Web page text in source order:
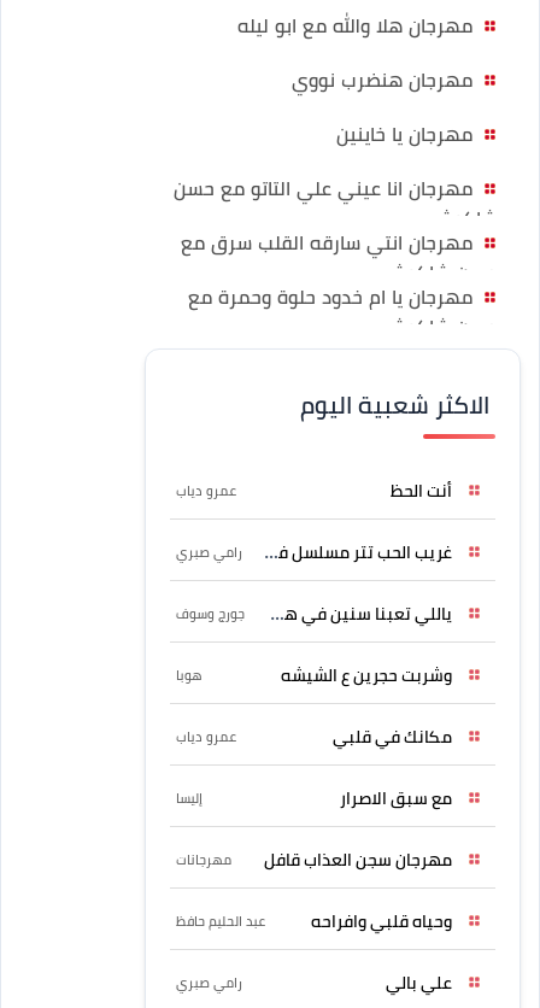
مهرجان هلا والله مع ابو ليله
مهرجان هنضرب نووي
مهرجان يا خاينين
مهرجان انا عيني علي التاتو مع حسن
شاكوش
مهرجان انتي سارقه القلب سرق مع
حسن شاكوش
مهرجان يا ام خدود حلوة وحمرة مع
حسن شاكوش
الاكثر شعبية اليوم
أنت الحظ عمرو دياب
غريب الحب تتر مسلسل فرصة رامي صبري
ياللي تعبنا سنين في هواه جورج وسوف
وشربت حجرين ع الشيشه هوبا
مكانك في قلبي عمرو دياب
مع سبق الاصرار إليسا
مهرجان سجن العذاب قافل مهرجانات
وحياه قلبي وافراحه عبد الحليم حافظ
علي بالي رامي صبري